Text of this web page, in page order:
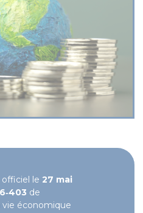
officiel le 27 mai
de
vie économique